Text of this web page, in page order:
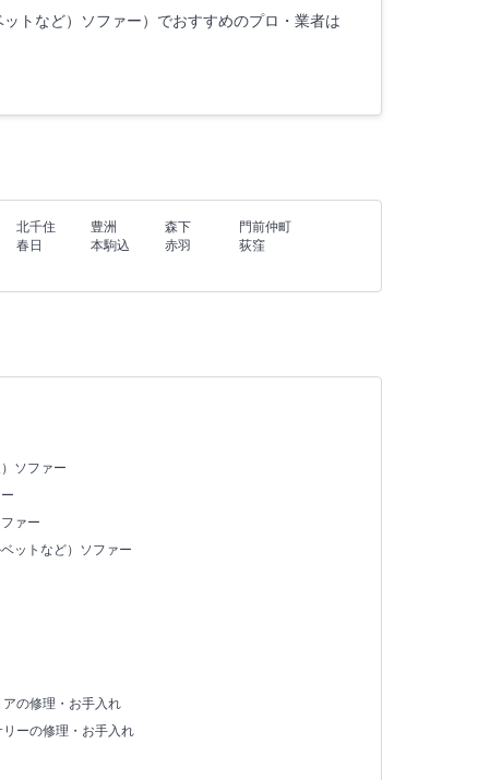
トなど）ソファー）でおすすめのプロ・業者は
北千住 豊洲 森下
門前仲町
春日 本駒込 赤羽
荻窪
ソファー
ァー
ットなど）ソファー
の修理・お手入れ
ーの修理・お手入れ